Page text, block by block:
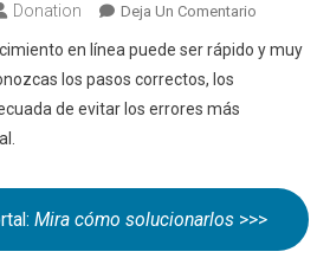
Donation Deja Un ComentarioEn
Descargar
Línea
Paso
en línea puede ser rápido y muy
los pasos correctos, los
de evitar los errores más
Mira cómo solucionarlos >>>